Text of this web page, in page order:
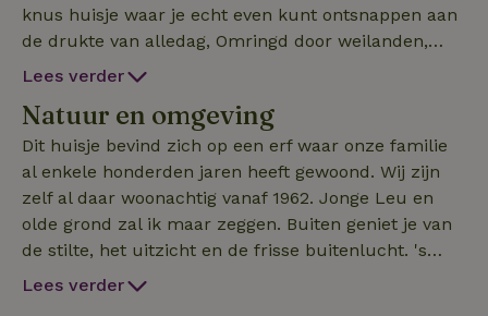
knus huisje waar je echt even kunt ontsnappen aan
de drukte van alledag, Omringd door weilanden,
groen en het karakteristieke Achterhoekse
natuurliefhebbers en levensgenieters. Het
natuurhuisje ademt charme en gezelligheid. Zodra
je binnenstapt voel je de warme, huislijke sfeer. Of je
nu komt voor een romantisch weekendje weg, een
paar dagen onthaasten of als uitvalbasis om de
achterhoek te verkennen, hier kom je helemaal tot
jezelf. In de ruime keuken zijn voldoende middelen
Lees verder
Natuur en omgeving
Dit huisje bevind zich op een erf waar onze familie
al enkele honderden jaren heeft gewoond. Wij zijn
zelf al daar woonachtig vanaf 1962. Jonge Leu en
olde grond zal ik maar zeggen. Buiten geniet je van
de stilte, het uitzicht en de frisse buitenlucht. 's
Ochtends wordt je wakker met het geluid van de
Lees verder